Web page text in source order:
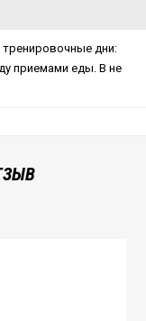
тренировочные дни:
приемами еды. В не